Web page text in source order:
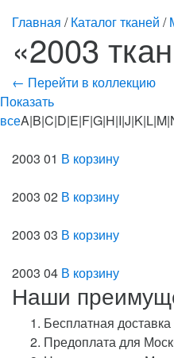
Главная /Каталог тканей /
«2003
← Перейти в коллекцию
Показать
все
2003 01 В корзину
2003 02 В корзину
2003 03 В корзину
2003 04 В корзину
Наши
Бесплатная
Предоплата для